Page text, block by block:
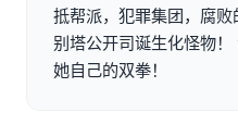
抵帮派，犯罪集团，腐
别塔公开司诞生化怪物
她自己的双拳！